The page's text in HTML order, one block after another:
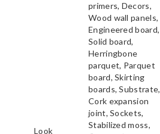
Look
primers, Decors,
Wood wall panels,
Engineered board,
Solid board,
Herringbone
parquet, Parquet
board, Skirting
boards, Substrate,
Cork expansion
joint, Sockets,
Stabilized moss,